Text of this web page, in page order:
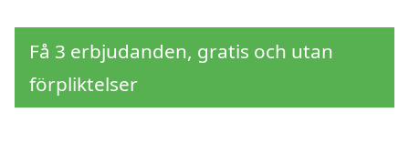
Få 3 erbjudanden, gratis och utan
förpliktelser